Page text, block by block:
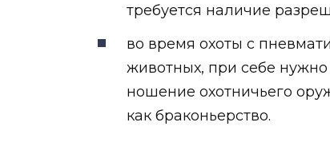
требуется наличие
во время охоты с
животных, при себе
ношение охотничьего
как браконьерство.